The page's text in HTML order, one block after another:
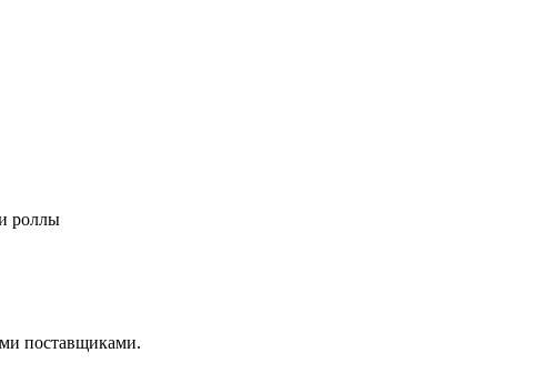
роллы
поставщиками.